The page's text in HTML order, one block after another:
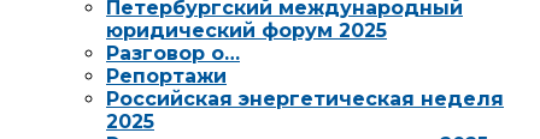
Петербургский международный
юридический форум 2025
Разговор о…
Репортажи
Российская энергетическая неделя
2025